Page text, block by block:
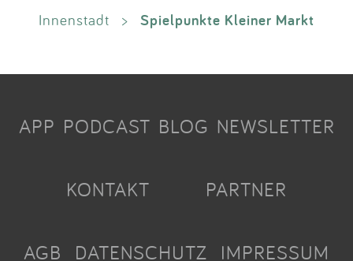
Innenstadt
> Spielpunkte Kleiner Markt
APP PODCAST BLOG NEWSLETTER
KONTAKT PARTNER
AGB DATENSCHUTZ IMPRESSUM